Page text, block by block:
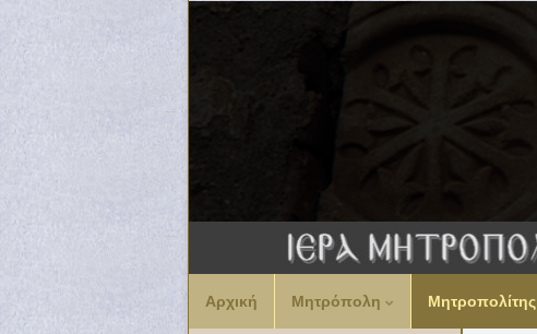
Αρχική Μητρόπολη Μητροπολίτης